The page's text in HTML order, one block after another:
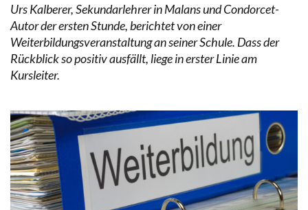
Urs Kalberer, Sekundarlehrer in Malans und Condorcet-
Autor der ersten Stunde, berichtet von einer
Weiterbildungsveranstaltung an seiner Schule. Dass der
Rückblick so positiv ausfällt, liege in erster Linie am
Kursleiter.